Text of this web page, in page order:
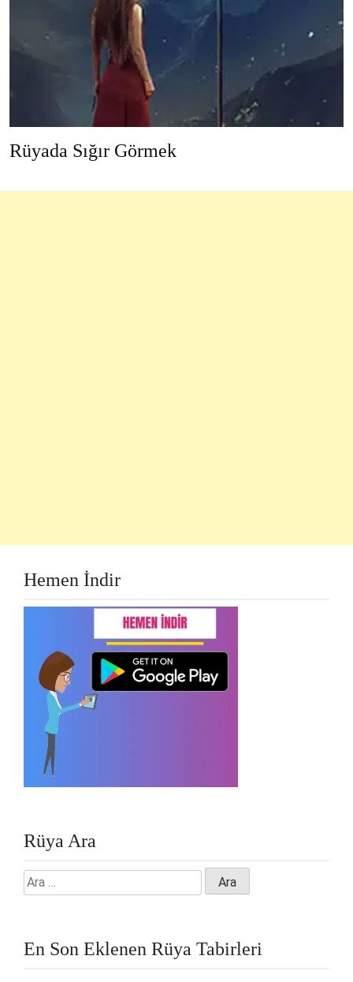
Rüyada Sığır Görmek
Hemen İndir
Rüya Ara
Arama:
En Son Eklenen Rüya Tabirleri